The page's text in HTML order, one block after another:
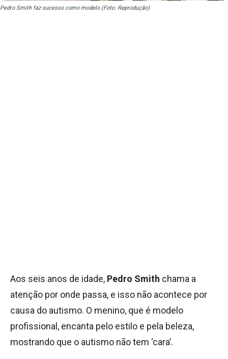
Pedro Smith faz sucesso como modelo (Foto: Reprodução)
Aos seis anos de idade, Pedro Smith chama a
atenção por onde passa, e isso não acontece por
causa do autismo. O menino, que é modelo
profissional, encanta pelo estilo e pela beleza,
mostrando que o autismo não tem ‘cara’.